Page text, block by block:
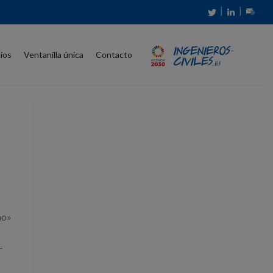
Ventanilla única Contacto